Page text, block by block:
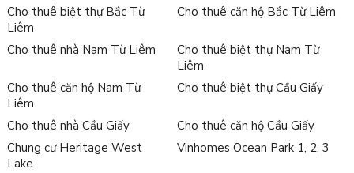
Cho thuê biệt thự Bắc Từ
Liêm
Cho thuê căn hộ Bắc Từ Liêm
Cho thuê nhà Nam Từ Liêm
Cho thuê biệt thự Nam Từ
Liêm
Cho thuê căn hộ Nam Từ
Liêm
Cho thuê biệt thự Cầu Giấy
Cho thuê nhà Cầu Giấy
Cho thuê căn hộ Cầu Giấy
Chung cư Heritage West
Lake
Vinhomes Ocean Park 1, 2, 3